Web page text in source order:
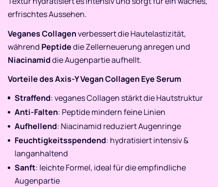
erfrischtes Aussehen.
Veganes Collagenverbessert die Hautelastizität,
während Peptidedie Zellerneuerung anregen und
Niacinamiddie Augenpartie aufhellt.
Vorteile des Axis-Y Vegan Collagen Eye Serum
Straffend: veganes Collagen stärkt die Hautstruktur
Anti-Falten: Peptide mindern feine Linien
Aufhellend: Niacinamid reduziert Augenringe
Feuchtigkeitsspendend: hydratisiert intensiv &
langanhaltend
Sanft: leichte Formel, ideal für die empfindliche
Augenpartie